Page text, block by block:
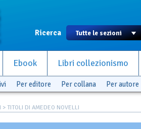
Ricerca
Ebook Libri collezionismo
Per editore Per collana Per autore
> TITOLI DI AMEDEO NOVELLI